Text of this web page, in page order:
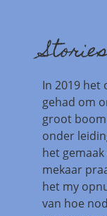
In 2019 het
gehad om
groot
onder
het
mekaar
het my
van hoe